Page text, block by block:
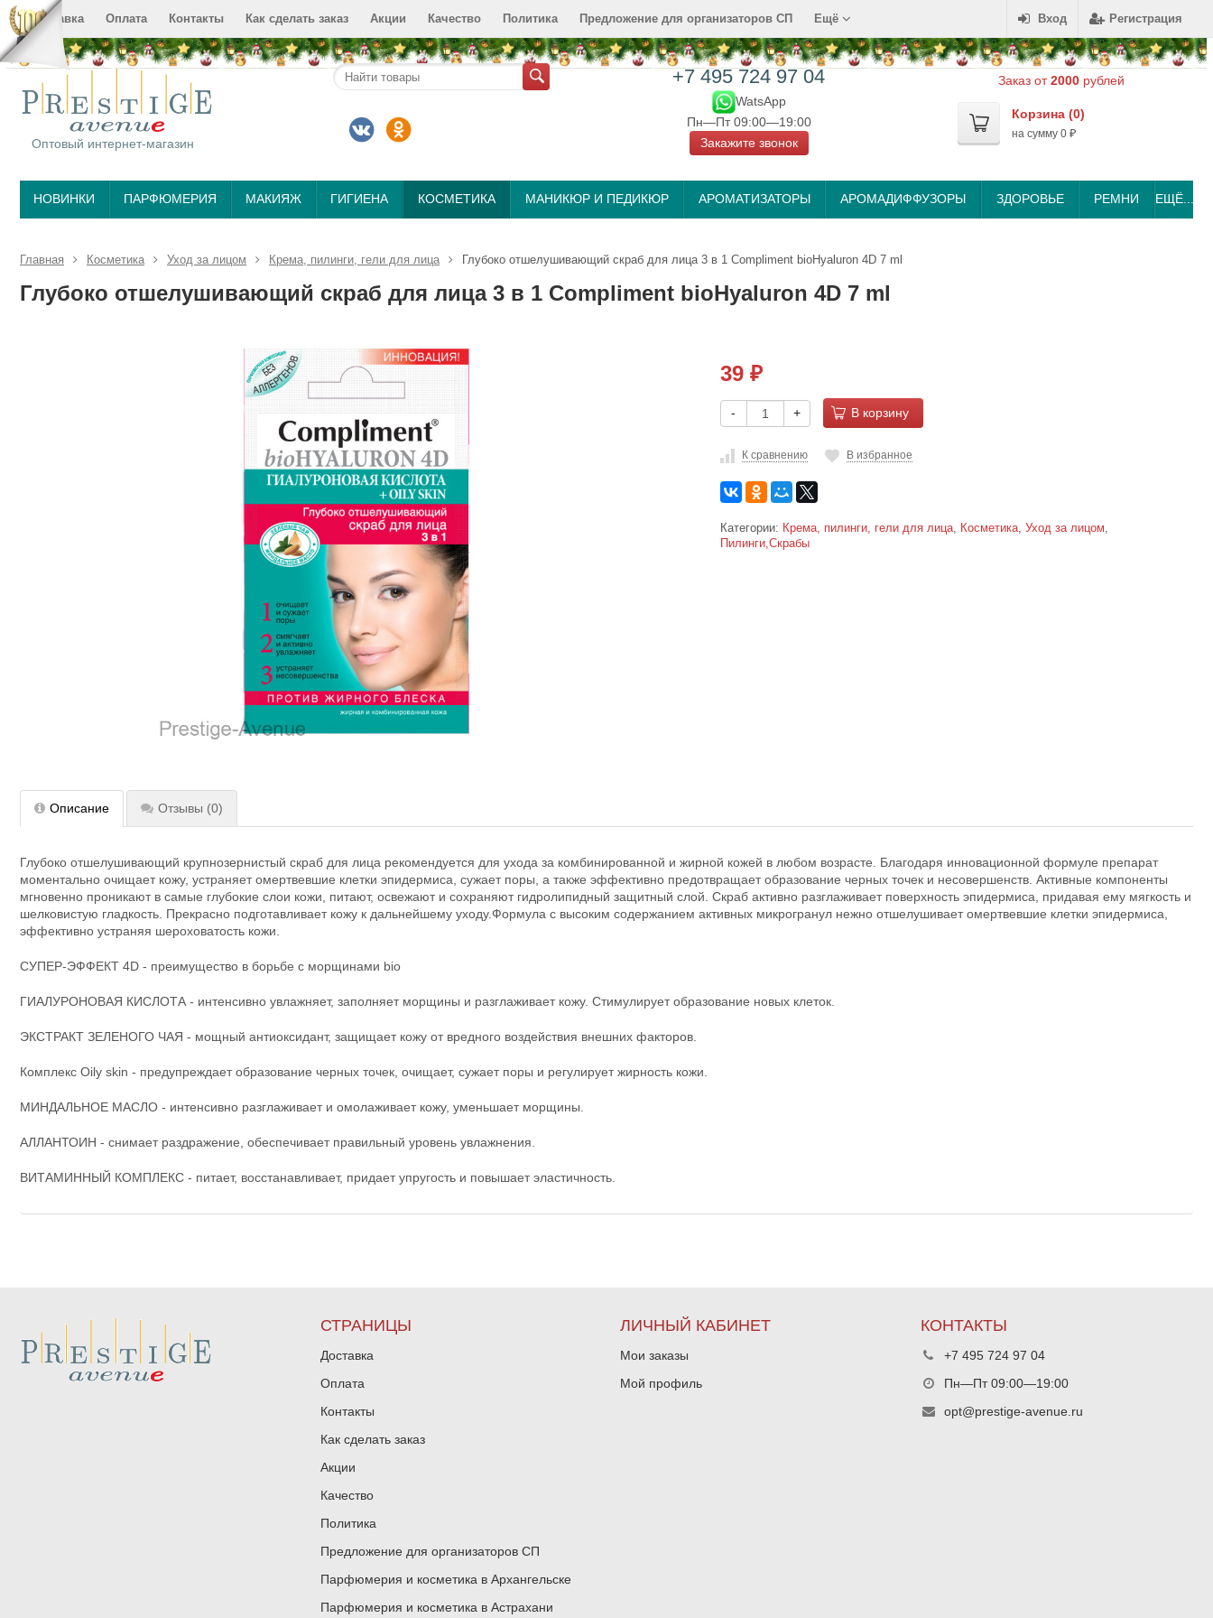
Вход Регистрация
Доставка Оплата Контакты Как сделать заказ Акции Качество Политика Предложение для организаторов СП Ещё
Оптовый интернет-магазин
+7 495 724 97 04
WatsApp
Пн—Пт 09:00—19:00
Закажите звонок
Заказ от2000 рублей
Корзина (0)
на сумму 0 ₽
НОВИНКИ ПАРФЮМЕРИЯ МАКИЯЖ ГИГИЕНА КОСМЕТИКА МАНИКЮР И ПЕДИКЮР АРОМАТИЗАТОРЫ АРОМАДИФФУЗОРЫ ЗДОРОВЬЕ РЕМНИ ЕЩЁ...
Главная Косметика Уход за лицом Крема, пилинги, гели для лица Глубоко отшелушивающий скраб для лица 3 в 1 Compliment bioHyaluron 4D 7 ml
Глубоко отшелушивающий скраб для лица 3 в 1 Compliment bioHyaluron 4D 7 ml
39 ₽
- + В корзину
К сравнению В избранное
Категории: Крема, пилинги, гели для лица, Косметика, Уход за лицом,
Пилинги,Скрабы
Описание Отзывы (0)
Глубоко отшелушивающий крупнозернистый скраб для лица рекомендуется для ухода за комбинированной и жирной кожей в любом возрасте. Благодаря инновационной формуле препарат
моментально очищает кожу, устраняет омертвевшие клетки эпидермиса, сужает поры, а также эффективно предотвращает образование черных точек и несовершенств. Активные компоненты
мгновенно проникают в самые глубокие слои кожи, питают, освежают и сохраняют гидролипидный защитный слой. Скраб активно разглаживает поверхность эпидермиса, придавая ему мягкость и
шелковистую гладкость. Прекрасно подготавливает кожу к дальнейшему уходу.Формула с высоким содержанием активных микрогранул нежно отшелушивает омертвевшие клетки эпидермиса,
эффективно устраняя шероховатость кожи.
СУПЕР-ЭФФЕКТ 4D - преимущество в борьбе с морщинами bio
ГИАЛУРОНОВАЯ КИСЛОТА - интенсивно увлажняет, заполняет морщины и разглаживает кожу. Стимулирует образование новых клеток.
ЭКСТРАКТ ЗЕЛЕНОГО ЧАЯ - мощный антиоксидант, защищает кожу от вредного воздействия внешних факторов.
Комплекс Oily skin - предупреждает образование черных точек, очищает, сужает поры и регулирует жирность кожи.
МИНДАЛЬНОЕ МАСЛО - интенсивно разглаживает и омолаживает кожу, уменьшает морщины.
АЛЛАНТОИН - снимает раздражение, обеспечивает правильный уровень увлажнения.
ВИТАМИННЫЙ КОМПЛЕКС - питает, восстанавливает, придает упругость и повышает эластичность.
СТРАНИЦЫ
Доставка
Оплата
Контакты
Как сделать заказ
Акции
Качество
Политика
Предложение для организаторов СП
Парфюмерия и косметика в Архангельске
Парфюмерия и косметика в Астрахани
ЛИЧНЫЙ КАБИНЕТ
Мои заказы
Мой профиль
КОНТАКТЫ
+7 495 724 97 04
Пн—Пт 09:00—19:00
opt@prestige-avenue.ru